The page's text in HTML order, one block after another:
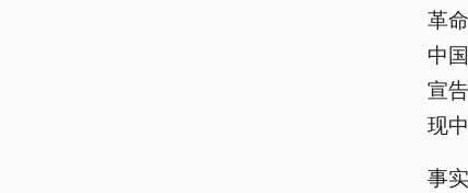
革
中
宣
现
事